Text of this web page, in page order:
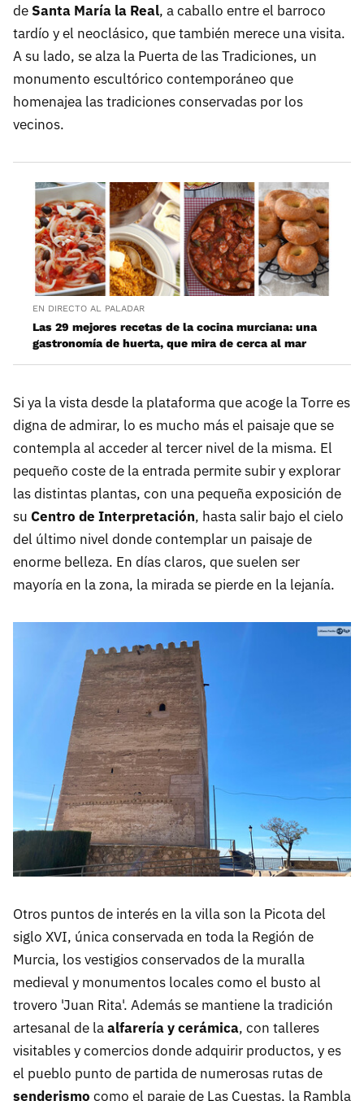
de Santa María la Real, a caballo entre el barroco
tardío y el neoclásico, que también merece una visita.
A su lado, se alza la Puerta de las Tradiciones, un
monumento escultórico contemporáneo que
homenajea las tradiciones conservadas por los
vecinos.
EN DIRECTO AL PALADAR
Las 29 mejores recetas de la cocina murciana: una
gastronomía de huerta, que mira de cerca al mar
Si ya la vista desde la plataforma que acoge la Torre es
digna de admirar, lo es mucho más el paisaje que se
contempla al acceder al tercer nivel de la misma. El
pequeño coste de la entrada permite subir y explorar
las distintas plantas, con una pequeña exposición de
su Centro de Interpretación, hasta salir bajo el cielo
del último nivel donde contemplar un paisaje de
enorme belleza. En días claros, que suelen ser
mayoría en la zona, la mirada se pierde en la lejanía.
Otros puntos de interés en la villa son la Picota del
siglo XVI, única conservada en toda la Región de
Murcia, los vestigios conservados de la muralla
medieval y monumentos locales como el busto al
trovero 'Juan Rita'. Además se mantiene la tradición
artesanal de laalfarería y cerámica, con talleres
visitables y comercios donde adquirir productos, y es
el pueblo punto de partida de numerosas rutas de
senderismo como el paraje de Las Cuestas, la Rambla